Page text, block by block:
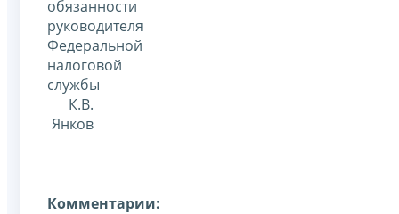
обязанности
руководителя
Федеральной
налоговой
службы
К.В.
Янков
Комментарии: